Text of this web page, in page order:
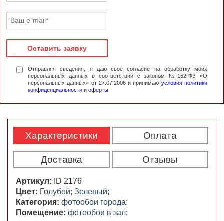
Оставить заявку
Отправляя сведения, я даю свое согласие на обработку моих
персональных данных в соответствии с законом №152-ФЗ «О
персональных данных» от 27.07.2006 и принимаю условия политики
конфиденциальности и оферты
Характеристики Оплата
Доставка Отзывы
Артикул:
ID 2176
Цвет: Голубой; Зеленый;
Категория: фотообои города;
Помещение: фотообои в зал;